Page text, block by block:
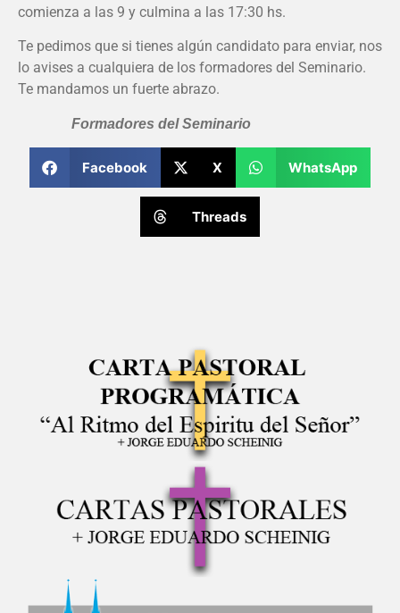
comienza a las 9 y culmina a las 17:30 hs.
Te pedimos que si tienes algún candidato para enviar, nos
lo avises a cualquiera de los formadores del Seminario.
Te mandamos un fuerte abrazo.
Formadores del Seminario
Facebook X WhatsApp
Threads